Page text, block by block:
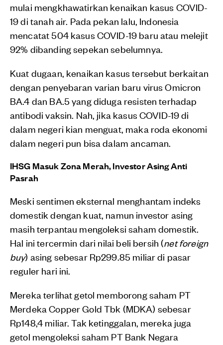
mulai mengkhawatirkan kenaikan kasus COVID-
19 di tanah air. Pada pekan lalu, Indonesia
mencatat 504 kasus COVID-19 baru atau melejit
92% dibanding sepekan sebelumnya.
Kuat dugaan, kenaikan kasus tersebut berkaitan
dengan penyebaran varian baru virus Omicron
BA.4 dan BA.5 yang diduga resisten terhadap
antibodi vaksin. Nah, jika kasus COVID-19 di
dalam negeri kian menguat, maka roda ekonomi
dalam negeri pun bisa dalam ancaman.
IHSG Masuk Zona Merah, Investor Asing Anti
Pasrah
Meski sentimen eksternal menghantam indeks
domestik dengan kuat, namun investor asing
masih terpantau mengoleksi saham domestik.
Hal ini tercermin dari nilai beli bersih (net foreign
buy) asing sebesar Rp299.85 miliar di pasar
reguler hari ini.
Mereka terlihat getol memborong saham PT
Merdeka Copper Gold Tbk (MDKA) sebesar
Rp148,4 miliar. Tak ketinggalan, mereka juga
getol mengoleksi saham PT Bank Negara